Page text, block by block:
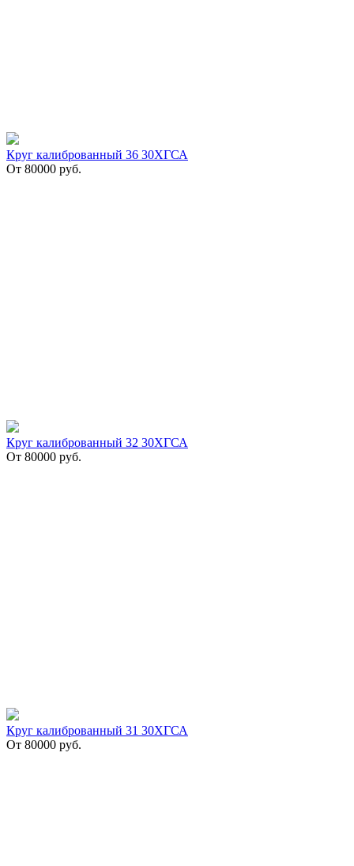
Круг калиброванный 36 30ХГСА
От 80000 руб.
Круг калиброванный 32 30ХГСА
От 80000 руб.
Круг калиброванный 31 30ХГСА
От 80000 руб.